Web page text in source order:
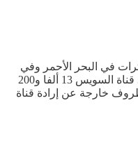
السبت، أن حجم تأثير التوترات في البحر الأحمر وفي
المنطقة بسبب التصعيد الإسرائيلي على حركة الملاحة. وتابع: "عدد السفن التي تمر في قناة السويس في عام 2023 كان 26 ألفا و400 سفينة وفي عام 2024 عدد السفن التي تمر في قناة السويس 13 ألفا و200
إيرادات 4 مليارات بنسبة إنخفاض 61%". وتابع أسامة ربيع: "هناك ظروف خارجة عن إرادة قناة